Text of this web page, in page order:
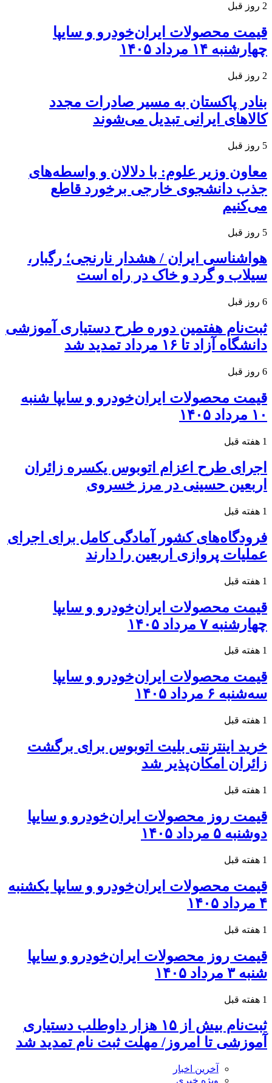
2 روز قبل
قیمت محصولات ایران‌خودرو و سایپا
چهارشنبه ۱۴ مرداد ۱۴۰۵
2 روز قبل
بنادر پاکستان به مسیر صادرات مجدد
کالاهای ایرانی تبدیل می‌شوند
5 روز قبل
معاون وزیر علوم: با دلالان و واسطه‌های
جذب دانشجوی خارجی برخورد قاطع
می‌کنیم
5 روز قبل
هواشناسی ایران / هشدار نارنجی؛ رگبار،
سیلاب و گرد و خاک در راه است
6 روز قبل
ثبت‌نام هفتمین دوره طرح دستیاری آموزشی
دانشگاه آزاد تا ۱۶ مرداد تمدید شد
6 روز قبل
قیمت محصولات ایران‌خودرو و سایپا شنبه
۱۰ مرداد ۱۴۰۵
1 هفته قبل
اجرای طرح اعزام اتوبوس یکسره زائران
اربعین حسینی در مرز خسروی
1 هفته قبل
فرودگاه‌های کشور آمادگی کامل برای اجرای
عملیات پروازی اربعین را دارند
1 هفته قبل
قیمت محصولات ایران‌خودرو و سایپا
چهارشنبه ۷ مرداد ۱۴۰۵
1 هفته قبل
قیمت محصولات ایران‌خودرو و سایپا
سه‌شنبه ۶ مرداد ۱۴۰۵
1 هفته قبل
خرید اینترنتی بلیت اتوبوس برای برگشت
زائران امکان‌پذیر شد
1 هفته قبل
قیمت روز محصولات ایران‌خودرو و سایپا
دوشنبه ۵ مرداد ۱۴۰۵
1 هفته قبل
قیمت محصولات ایران‌خودرو و سایپا یکشنبه
۴ مرداد ۱۴۰۵
1 هفته قبل
قیمت روز محصولات ایران‌خودرو و سایپا
شنبه ۳ مرداد ۱۴۰۵
1 هفته قبل
ثبت‌نام بیش از ۱۵ هزار داوطلب دستیاری
آموزشی تا امروز/ مهلت ثبت نام تمدید شد
آخرین اخبار
ویژه خبری